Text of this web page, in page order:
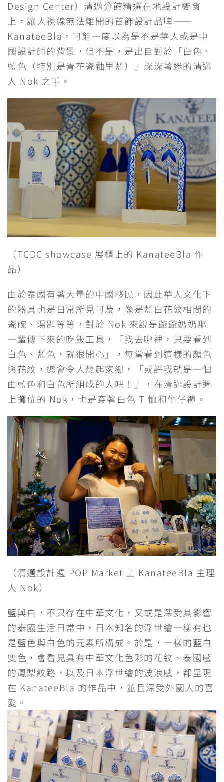
Design Center）清邁分館精選在地設計櫥窗
上，讓人視線無法離開的首飾設計品牌——
KanateeBla，可能一度以為是不是華人或是中
國設計師的背景，但不是，是出自對於「白色、
藍色（特別是青花瓷釉里藍）」深深著迷的清邁
人 Nok 之手。
（TCDC showcase 展櫃上的 KanateeBla 作
品）
由於泰國有著大量的中國移民，因此華人文化下
的器具也是日常所見可及，像是藍白花紋相間的
瓷碗、湯匙等等，對於 Nok 來說是爺爺奶奶那
一輩傳下來的吃飯工具，「我去哪裡，只要看到
白色、藍色，就很開心」，每當看到這樣的顏色
與花紋，總會令人想起家鄉，「或許我就是一個
由藍色和白色所組成的人吧！」​​，在清邁設計週
上攤位的 Nok，也是穿著白色 T 恤和牛仔褲。
（清邁設計週 POP Market 上 KanateeBla 主理
人 Nok）
藍與白，不只存在中華文化，又或是深受其影響
的泰國生活日常中，日本知名的浮世繪一樣有也
是藍色與白色的元素所構成。於是，一樣的藍白
雙色，會看見具有中華文化色彩的花紋、泰國感
的鳳梨紋路，以及日本浮世繪的波浪感，都呈現
在 KanateeBla 的作品中，並且深受外國人的喜
愛。